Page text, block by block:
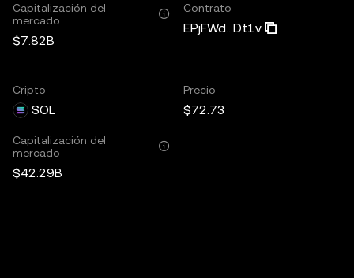
Capitalización del
mercado
$7.82B
Contrato
EPjFWd...Dt1v
Cripto
SOL
Precio
$72.73
Capitalización del
mercado
$42.29B